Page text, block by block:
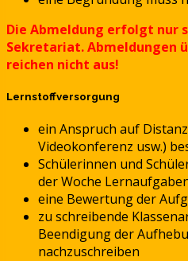
Die Abmeldung erfolgt nur
Sekretariat. Abmeldungen
reichen nicht aus!
Lernstoffversorgung
ein Anspruch auf
Videokonferenz usw.)
Schülerinnen und
der Woche
eine Bewertung der
zu schreibende
Beendigung der
nachzuschreiben